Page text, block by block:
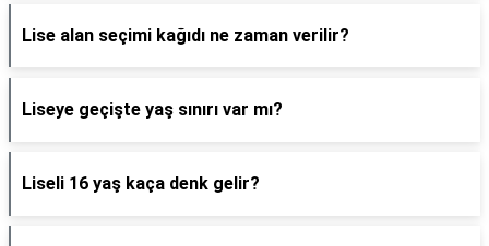
Lise alan seçimi kağıdı ne zaman verilir?
Liseye geçişte yaş sınırı var mı?
Liseli 16 yaş kaça denk gelir?